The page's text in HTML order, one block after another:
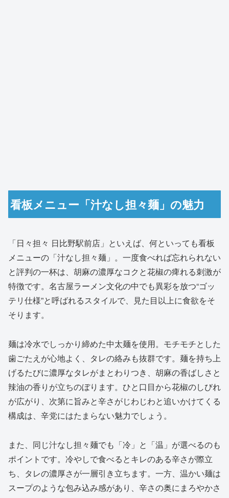
看板メニュー「汁なし担々麺」の魅力
「日々担々 日比野駅前店」といえば、何といっても看板
メニューの「汁なし担々麺」。一度食べれば忘れられない
と評判の一杯は、胡麻の濃厚なコクと花椒の痺れる刺激が
特徴です。名古屋ラーメン文化の中でも異彩を放つ“ゴッ
テリ仕様”と呼ばれるスタイルで、見た目以上に食欲をそ
そります。
麺は冷水でしっかり締めた中太麺を使用。モチモチとした
歯ごたえが心地よく、タレの絡みも抜群です。麺を持ち上
げるたびに濃厚なタレがまとわりつき、胡麻の香ばしさと
辣油の香りが立ちのぼります。ひと口目から花椒のしびれ
が広がり、次第に旨みと辛さがじわじわと追いかけてくる
構成は、辛党にはたまらない魅力でしょう。
また、同じ汁なし担々麺でも「冷」と「温」が選べるのも
ポイントです。冷やしで食べるとキレのある辛さが際立
ち、タレの濃厚さが一層引き立ちます。一方、温かい麺は
スープのような包み込み感があり、辛さの奥にまろやかさ